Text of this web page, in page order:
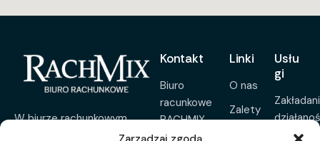
W biurze rachunkowym
RACHMIX wierzymy, że
Kontakt
Biuro
racunkowe
RACHMIX
Jolanta
Linki
O nas
Zalety
Usłu
gi